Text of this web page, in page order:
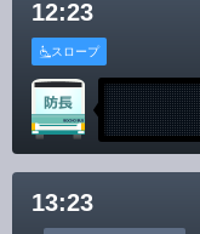
12:23
スロープ
13:23